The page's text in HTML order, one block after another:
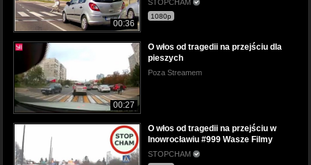
00:36
STOPCHAM
1080p
00:27
O włos od tragedii na przejściu dla
pieszych
Poza Streamem
O włos od tragedii na przejściu w
Inowrocławiu #999 Wasze Filmy
STOPCHAM